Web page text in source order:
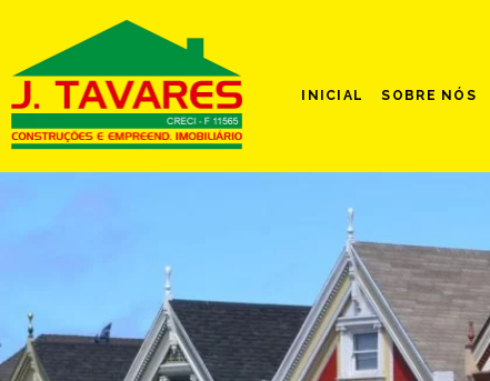
INICIAL SOBRE NÓS